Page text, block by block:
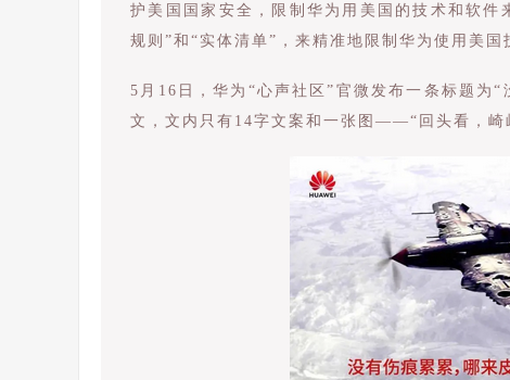
护美国国家安全，限制华为用美国的技术和软
规则”和“实体清单”，来精准地限制华为使用美国
5月16日，华为“心声社区”官微发布一条标题为
文，文内只有14字文案和一张图——“回头看，崎